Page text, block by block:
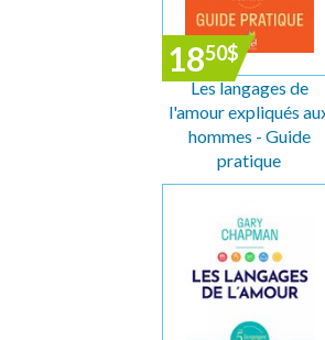
1850$
Les langages de
l'amour expliqués
hommes - Guide
pratique